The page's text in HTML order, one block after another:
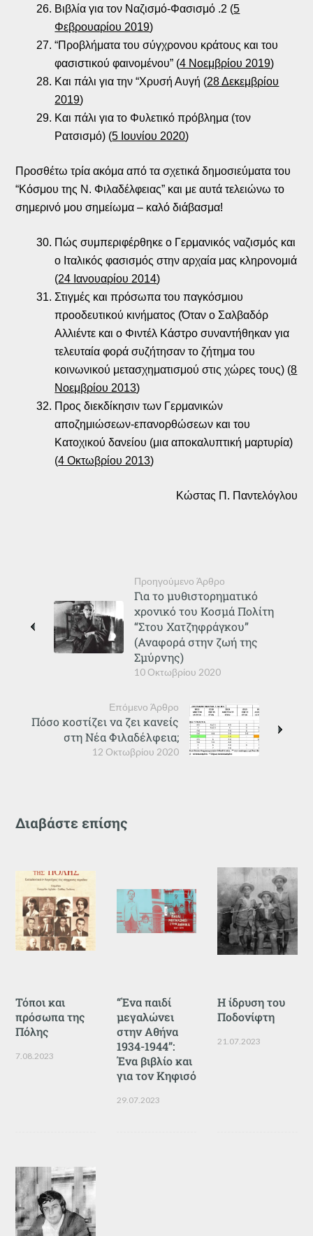
Βιβλία για τον Ναζισμό-Φασισμό .2 (5
Φεβρουαρίου 2019)
“Προβλήματα του σύγχρονου κράτους και του
φασιστικού φαινομένου” (4 Νοεμβρίου 2019)
Και πάλι για την “Χρυσή Αυγή (28 Δεκεμβρίου
2019)
Και πάλι για το Φυλετικό πρόβλημα (τον
Ρατσισμό) (5 Ιουνίου 2020)
Προσθέτω τρία ακόμα από τα σχετικά δημοσιεύματα του
“Κόσμου της Ν. Φιλαδέλφειας” και με αυτά τελειώνω το
σημερινό μου σημείωμα – καλό διάβασμα!
Πώς συμπεριφέρθηκε ο Γερμανικός ναζισμός και
ο Ιταλικός φασισμός στην αρχαία μας κληρονομιά
(24 Ιανουαρίου 2014)
Στιγμές και πρόσωπα του παγκόσμιου
προοδευτικού κινήματος (Όταν ο Σαλβαδόρ
Αλλιέντε και ο Φιντέλ Κάστρο συναντήθηκαν για
τελευταία φορά συζήτησαν το ζήτημα του
κοινωνικού μετασχηματισμού στις χώρες τους) (8
Νοεμβρίου 2013)
Προς διεκδίκησιν των Γερμανικών
αποζημιώσεων-επανορθώσεων και του
Κατοχικού δανείου (μια αποκαλυπτική μαρτυρία)
(4 Οκτωβρίου 2013)
Κώστας Π. Παντελόγλου
Προηγούμενο Άρθρο
10 Οκτωβρίου 2020
Για το μυθιστορηματικό
χρονικό του Κοσμά Πολίτη
“Στου Χατζηφράγκου”
(Αναφορά στην ζωή της
Σμύρνης)
Επόμενο Άρθρο
12 Οκτωβρίου 2020
Πόσο κοστίζει να ζει κανείς
στη Νέα Φιλαδέλφεια;
Διαβάστε επίσης
Τόποι και
πρόσωπα της
Πόλης
7.08.2023
“Ένα παιδί
μεγαλώνει
στην Αθήνα
1934-1944”:
Ένα βιβλίο και
για τον Κηφισό
29.07.2023
Η ίδρυση του
Ποδονίφτη
21.07.2023